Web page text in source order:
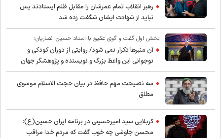
رهبر انقلاب تمام عمرشان را مقابل ظلم ایستادند پس
نباید از شهادت ایشان شگفت زده شد
بخش اول گفت و گوی عقیق با استاد حسین انصاریان:
آن منبرها تکرار نمی شود/ روایتی از دوران کودکی و
نوجوانی این واعظ بزرگ و نویسنده و پژوهشگر جهان
اسلام
سه نصیحت مهم حافظ در بیان حجت الاسلام موسوی
مطلق
کربلایی سید امیر‌حسینی در برنامه ایران حسین(ع):
محسن چاوشی چه خوب گفت که مردم خدا مراقب